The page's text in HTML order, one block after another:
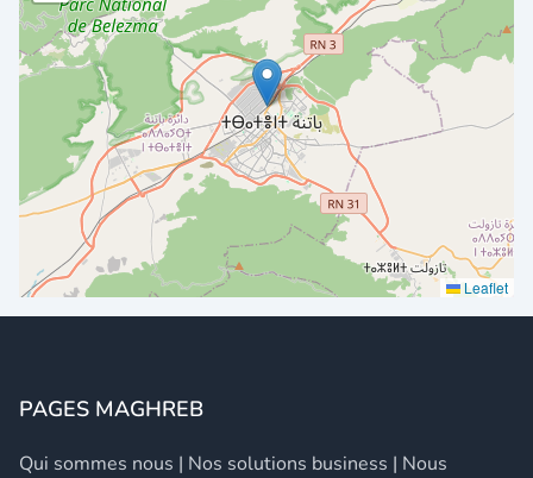
Leaflet
PAGES MAGHREB
Qui sommes nous | Nos solutions business | Nous